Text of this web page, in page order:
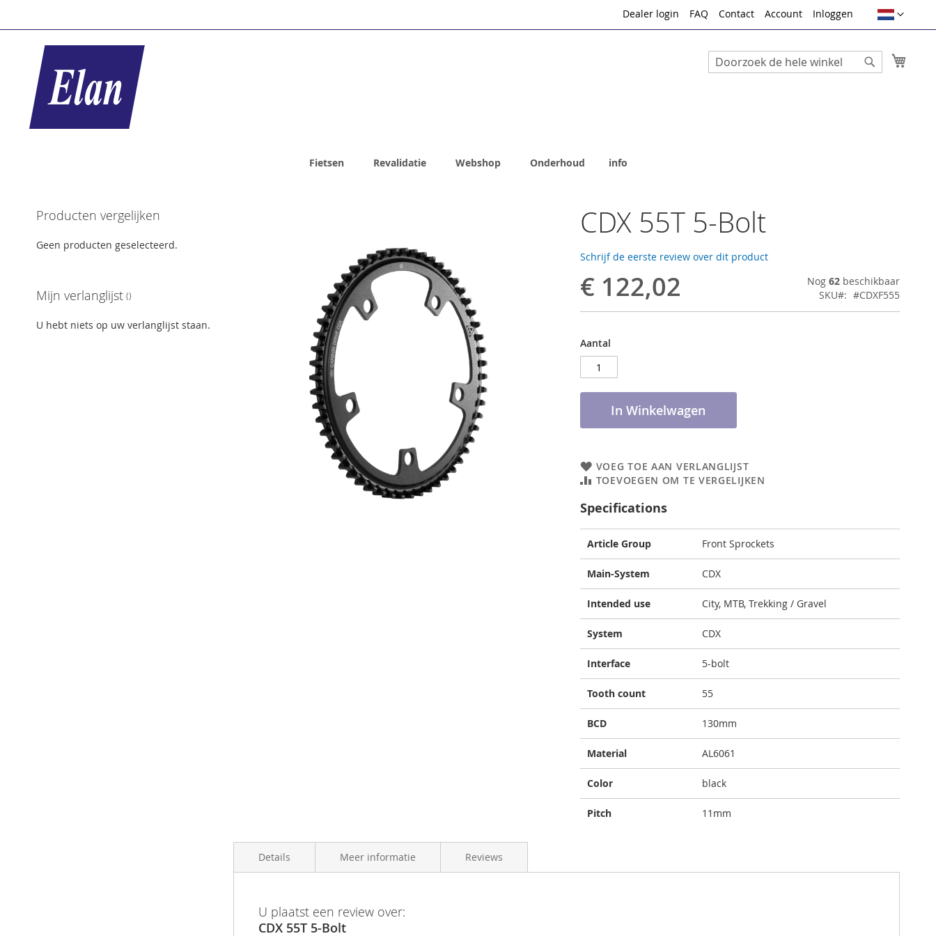
naar
inhoud
Taal
Dealer login FAQ Contact Account Inloggen
Search
Fietsen Revalidatie Webshop Onderhoud info
CDX 55T 5-Bolt
Schrijf de eerste review over dit product
€ 122,02 Nog 62beschikbaar
SKU
#CDXF555
Aantal
In Winkelwagen
VOEG TOE AAN VERLANGLIJST
TOEVOEGEN OM TE VERGELIJKEN
Specifications
Article Group Front Sprockets
Main-System CDX
Intended use City, MTB, Trekking / Gravel
System CDX
Interface 5-bolt
Tooth count 55
BCD 130mm
Material AL6061
Color black
Pitch 11mm
Details
Product information "CDX Front Sprocket, 5-B, BCD-130
Gates CDX Center Track Sprocket Front – for 5 – arm cranks
Meer informatie
informatie
Barcode
4262428333016
Productgroep
Reviews
U plaatst een review over:
CDX 55T 5-Bolt
Producten vergelijken
Geen producten geselecteerd.
Mijn verlanglijst
U hebt niets op uw verlanglijst staan.